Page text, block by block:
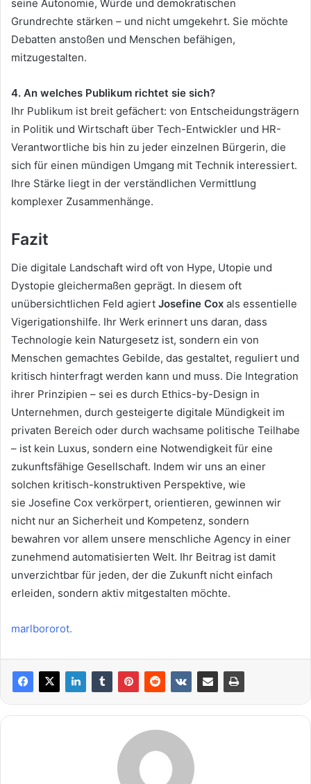
seine Autonomie, Würde und demokratischen
Grundrechte stärken – und nicht umgekehrt. Sie möchte
Debatten anstoßen und Menschen befähigen,
mitzugestalten.
4. An welches Publikum richtet sie sich?
Ihr Publikum ist breit gefächert: von Entscheidungsträgern
in Politik und Wirtschaft über Tech-Entwickler und HR-
Verantwortliche bis hin zu jeder einzelnen Bürgerin, die
sich für einen mündigen Umgang mit Technik interessiert.
Ihre Stärke liegt in der verständlichen Vermittlung
komplexer Zusammenhänge.
Fazit
Die digitale Landschaft wird oft von Hype, Utopie und
Dystopie gleichermaßen geprägt. In diesem oft
unübersichtlichen Feld agiert Josefine Cox als essentielle
Vigerigationshilfe. Ihr Werk erinnert uns daran, dass
Technologie kein Naturgesetz ist, sondern ein von
Menschen gemachtes Gebilde, das gestaltet, reguliert und
kritisch hinterfragt werden kann und muss. Die Integration
ihrer Prinzipien – sei es durch Ethics-by-Design in
Unternehmen, durch gesteigerte digitale Mündigkeit im
privaten Bereich oder durch wachsame politische Teilhabe
– ist kein Luxus, sondern eine Notwendigkeit für eine
zukunftsfähige Gesellschaft. Indem wir uns an einer
solchen kritisch-konstruktiven Perspektive, wie
sie Josefine Cox verkörpert, orientieren, gewinnen wir
nicht nur an Sicherheit und Kompetenz, sondern
bewahren vor allem unsere menschliche Agency in einer
zunehmend automatisierten Welt. Ihr Beitrag ist damit
unverzichtbar für jeden, der die Zukunft nicht einfach
erleiden, sondern aktiv mitgestalten möchte.
marlbororot.